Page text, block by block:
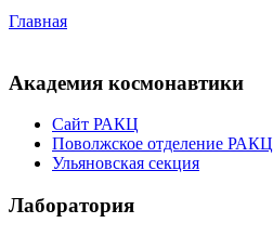
Главная
Академия космонавтики
Сайт РАКЦ
Поволжское отделение РАКЦ
Ульяновская секция
Лаборатория